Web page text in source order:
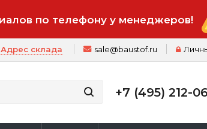
по телефону у менеджеров!
sale@baustof.ru
Адрес склада
+7 (495) 212-